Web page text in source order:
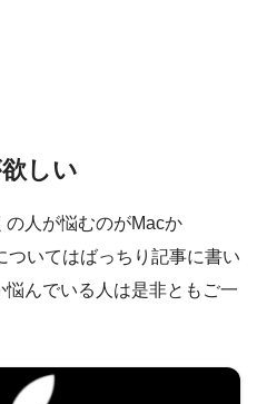
しい
人が悩むのがMacか
いてはばっちり記事に書い
んでいる人は是非ともご一